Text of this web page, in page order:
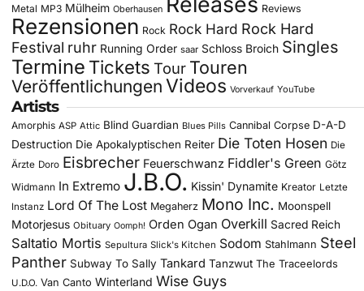
Metal MP3 Mülheim Oberhausen Reviews
Rezensionen Rock Rock Hard Rock Hard
Festival ruhr Running Order saar Schloss Broich Singles
Termine Tickets Tour Touren
Veröffentlichungen Videos Vorverkauf YouTube
Artists
Amorphis ASP Attic Blind Guardian Blues Pills Cannibal Corpse D-A-D
Destruction Die Apokalyptischen Reiter Die Toten Hosen Die
Ärzte Doro Eisbrecher Feuerschwanz Fiddler's Green Götz
Widmann In Extremo J.B.O. Kissin' Dynamite Kreator Letzte
Instanz Lord Of The Lost Megaherz Mono Inc. Moonspell
Motorjesus Obituary Oomph! Orden Ogan Overkill Sacred Reich
Saltatio Mortis Sepultura Slick's Kitchen Sodom Stahlmann Steel
Panther Subway To Sally Tankard Tanzwut The Traceelords
U.D.O. Van Canto Winterland Wise Guys